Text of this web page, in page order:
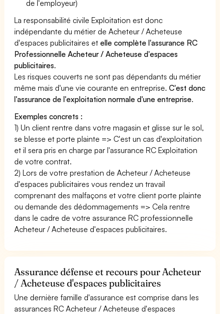
de l'employeur)
La responsabilité civile Exploitation est donc
indépendante du métier de Acheteur / Acheteuse
d'espaces publicitaires etelle complète l'assurance RC
Professionnelle Acheteur / Acheteuse d'espaces
publicitaires.
Les risques couverts ne sont pas dépendants du métier
même mais d'une vie courante en entreprise.C'est donc
l'assurance de l'exploitation normale d'une entreprise.
Exemples concrets :
1) Un client rentre dans votre magasin et glisse sur le sol,
se blesse et porte plainte => C'est un cas d'exploitation
et il sera pris en charge par l'assurance RC Exploitation
de votre contrat.
2) Lors de votre prestation de Acheteur / Acheteuse
d'espaces publicitaires vous rendez un travail
comprenant des malfaçons et votre client porte plainte
ou demande des dédommagements => Cela rentre
dans le cadre de votre assurance RC professionnelle
Acheteur / Acheteuse d'espaces publicitaires.
Assurance défense et recours pour Acheteur
/ Acheteuse d'espaces publicitaires
Une dernière famille d'assurance est comprise dans les
assurances RC Acheteur / Acheteuse d'espaces